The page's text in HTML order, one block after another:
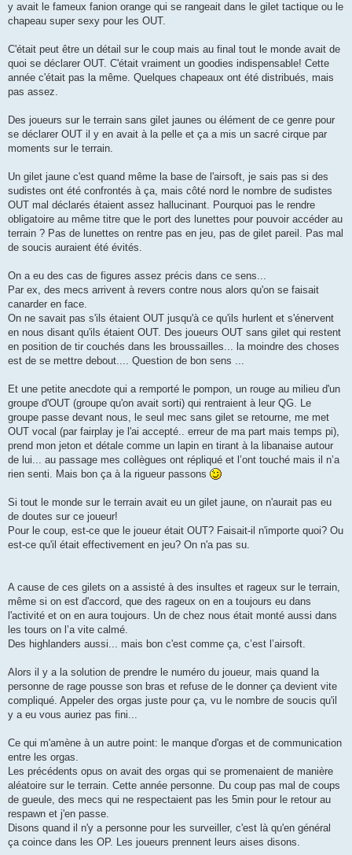
y avait le fameux fanion orange qui se rangeait dans le gilet tactique ou le
chapeau super sexy pour les OUT.
C'était peut être un détail sur le coup mais au final tout le monde avait de
quoi se déclarer OUT. C'était vraiment un goodies indispensable! Cette
année c'était pas la même. Quelques chapeaux ont été distribués, mais
pas assez.
Des joueurs sur le terrain sans gilet jaunes ou élément de ce genre pour
se déclarer OUT il y en avait à la pelle et ça a mis un sacré cirque par
moments sur le terrain.
Un gilet jaune c'est quand même la base de l'airsoft, je sais pas si des
sudistes ont été confrontés à ça, mais côté nord le nombre de sudistes
OUT mal déclarés étaient assez hallucinant. Pourquoi pas le rendre
obligatoire au même titre que le port des lunettes pour pouvoir accéder au
terrain ? Pas de lunettes on rentre pas en jeu, pas de gilet pareil. Pas mal
de soucis auraient été évités.
On a eu des cas de figures assez précis dans ce sens...
Par ex, des mecs arrivent à revers contre nous alors qu'on se faisait
canarder en face.
On ne savait pas s'ils étaient OUT jusqu'à ce qu'ils hurlent et s'énervent
en nous disant qu'ils étaient OUT. Des joueurs OUT sans gilet qui restent
en position de tir couchés dans les broussailles... la moindre des choses
est de se mettre debout.... Question de bon sens ...
Et une petite anecdote qui a remporté le pompon, un rouge au milieu d'un
groupe d'OUT (groupe qu'on avait sorti) qui rentraient à leur QG. Le
groupe passe devant nous, le seul mec sans gilet se retourne, me met
OUT vocal (par fairplay je l'ai accepté.. erreur de ma part mais temps pi),
prend mon jeton et détale comme un lapin en tirant à la libanaise autour
de lui... au passage mes collègues ont répliqué et l’ont touché mais il n’a
rien senti. Mais bon ça à la rigueur passons
Si tout le monde sur le terrain avait eu un gilet jaune, on n'aurait pas eu
de doutes sur ce joueur!
Pour le coup, est-ce que le joueur était OUT? Faisait-il n'importe quoi? Ou
est-ce qu'il était effectivement en jeu? On n'a pas su.
A cause de ces gilets on a assisté à des insultes et rageux sur le terrain,
même si on est d'accord, que des rageux on en a toujours eu dans
l'activité et on en aura toujours. Un de chez nous était monté aussi dans
les tours on l’a vite calmé.
Des highlanders aussi... mais bon c'est comme ça, c’est l’airsoft.
Alors il y a la solution de prendre le numéro du joueur, mais quand la
personne de rage pousse son bras et refuse de le donner ça devient vite
compliqué. Appeler des orgas juste pour ça, vu le nombre de soucis qu'il
y a eu vous auriez pas fini...
Ce qui m'amène à un autre point: le manque d'orgas et de communication
entre les orgas.
Les précédents opus on avait des orgas qui se promenaient de manière
aléatoire sur le terrain. Cette année personne. Du coup pas mal de coups
de gueule, des mecs qui ne respectaient pas les 5min pour le retour au
respawn et j'en passe.
Disons quand il n'y a personne pour les surveiller, c'est là qu'en général
ça coince dans les OP. Les joueurs prennent leurs aises disons.